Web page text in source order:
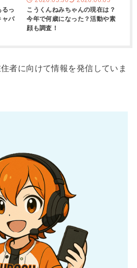
るっ
ャバ
こうくんねみちゃんの現在は？
今年で何歳になった？活動や素
顔も調査！
者に向けて情報を発信していま